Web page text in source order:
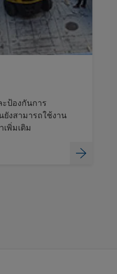
ป้องกันการ
ยังสามารถใช้งาน
พิ่มเติม